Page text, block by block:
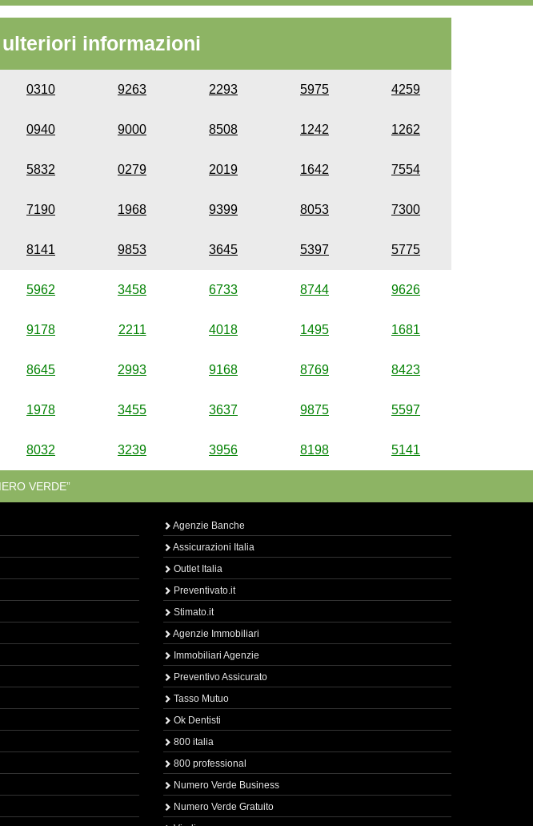
informazioni
0310 9263 2293 5975 4259
0940 9000 8508 1242 1262
5832 0279 2019 1642 7554
7190 1968 9399 8053 7300
8141 9853 3645 5397 5775
5962 3458 6733 8744 9626
9178 2211 4018 1495 1681
8645 2993 9168 8769 8423
1978 3455 3637 9875 5597
8032 3239 3956 8198 5141
VERDE”
Agenzie Banche
Assicurazioni Italia
Outlet Italia
Preventivato.it
Stimato.it
Agenzie Immobiliari
Immobiliari Agenzie
Preventivo Assicurato
Tasso Mutuo
Ok Dentisti
800 italia
800 professional
Numero Verde Business
Numero Verde Gratuito